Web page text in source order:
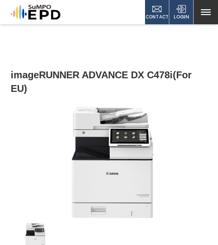
CONTACT LOGIN
imageRUNNER ADVANCE DX C478i(For
EU)